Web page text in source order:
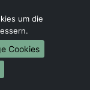
um die
Cookies